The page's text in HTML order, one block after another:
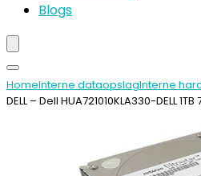
Blogs
HomeInterne dataopslagInterne
DELL – Dell HUA721010KLA330-DELL